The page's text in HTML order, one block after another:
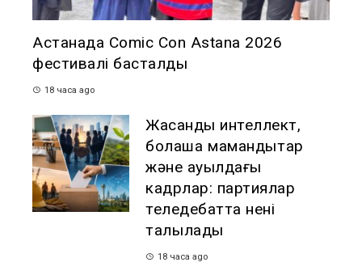
Астанада Comic Con Astana 2026
фестивалі басталды
18 часа ago
Жасанды интеллект,
болашақ мамандықтар
және ауылдағы
кадрлар: партиялар
теледебатта нені
талқылады
18 часа ago